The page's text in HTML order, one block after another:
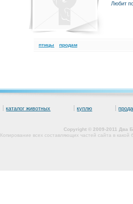
Любит
птицы продам
каталог животных куплю
Copyright © 2009-2011 Два
Копирование всех составляющих частей сайта в